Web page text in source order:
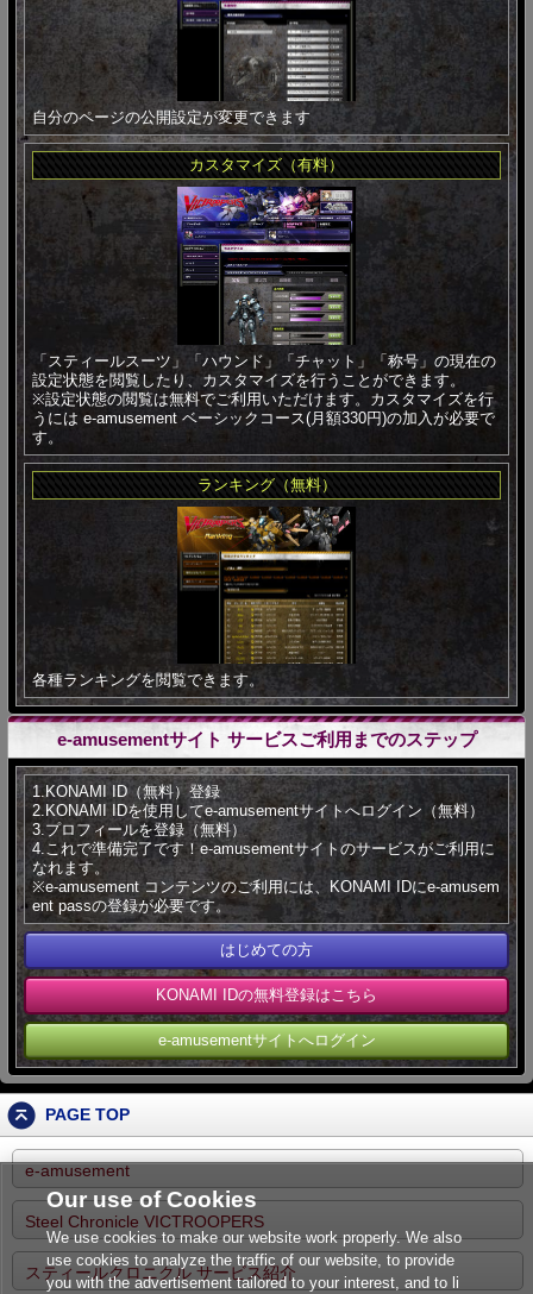
自分のページの公開設定が変更できます
カスタマイズ（有料）
「スティールスーツ」「ハウンド」「チャット」「称号」の現在の
設定状態を閲覧したり、カスタマイズを行うことができます。
※設定状態の閲覧は無料でご利用いただけます。カスタマイズを行
うには e-amusement ベーシックコース(月額330円)の加入が必要で
す。
ランキング（無料）
各種ランキングを閲覧できます。
e-amusementサイト サービスご利用までのステップ
1.KONAMI ID（無料）登録
2.KONAMI IDを使用してe-amusementサイトへログイン（無料）
3.プロフィールを登録（無料）
4.これで準備完了です！e-amusementサイトのサービスがご利用に
なれます。
※e-amusement コンテンツのご利用には、KONAMI IDにe-amusem
ent passの登録が必要です。
はじめての方
KONAMI IDの無料登録はこちら
e-amusementサイトへログイン
PAGE TOP
e-amusement
Steel Chronicle VICTROOPERS
スティールクロニクル サービス紹介
Our use of Cookies
We use cookies to make our website work properly. We also
use cookies to analyze the traffic of our website, to provide
you with the advertisement tailored to your interest, and to li